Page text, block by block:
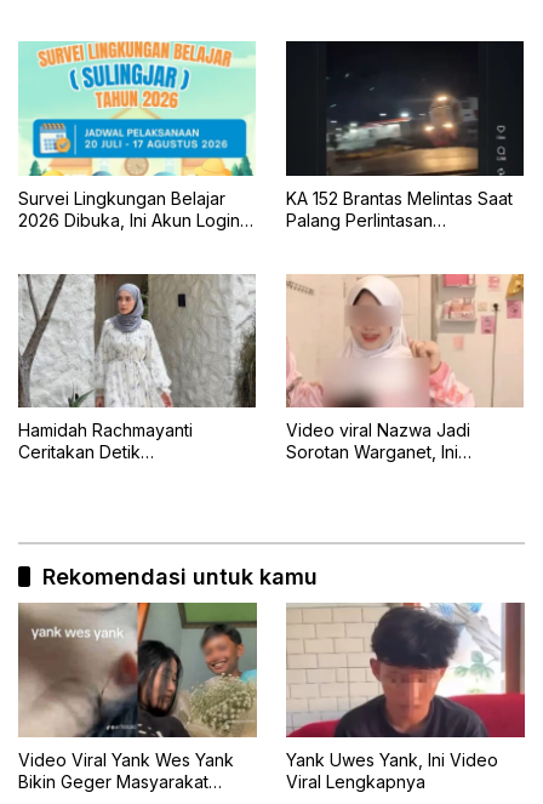
Survei Lingkungan Belajar
2026 Dibuka, Ini Akun Login,
KA 152 Brantas Melintas Saat
Palang Perlintasan
Hamidah Rachmayanti
Ceritakan Detik
Video viral Nazwa Jadi
Sorotan Warganet, Ini
Rekomendasi untuk kamu
Video Viral Yank Wes Yank
Bikin Geger Masyarakat
Yank Uwes Yank, Ini Video
Viral Lengkapnya